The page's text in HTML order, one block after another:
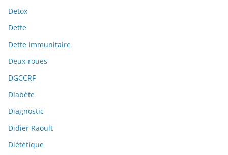
Detox
Dette
Dette immunitaire
Deux-roues
DGCCRF
Diabète
Diagnostic
Didier Raoult
Diététique